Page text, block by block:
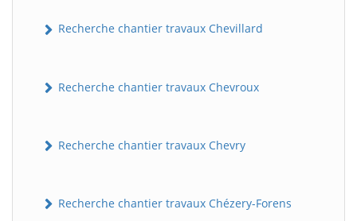
Recherche chantier travaux Chevillard
Recherche chantier travaux Chevroux
Recherche chantier travaux Chevry
Recherche chantier travaux Chézery-Forens